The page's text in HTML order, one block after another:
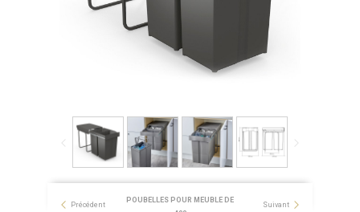
Précédent
POUBELLES POUR MEUBLE DE
Suivant